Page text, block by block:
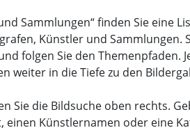
Sammlungen“ finden Sie eine
Künstler und Sammlungen.
folgen Sie den Themenpfaden.
weiter in die Tiefe zu den
Sie die Bildsuche oben rechts.
einen Künstlernamen oder eine